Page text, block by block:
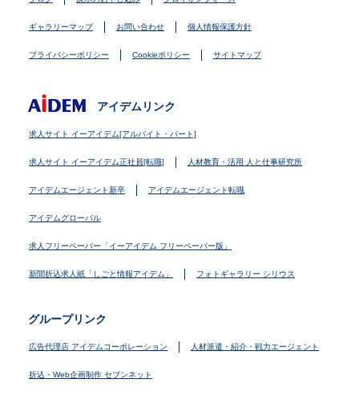
ギャラリーマップ お問い合わせ 個人情報保護方針
プライバシーポリシー Cookieポリシー サイトマップ
アイデムリンク
求人サイト イーアイデム[アルバイト・パート]
求人サイト イーアイデム正社員[転職] 人材教育・活用 人と仕事研究所
アイデムエージェント新卒 アイデムエージェント転職
アイデムグローバル
求人フリーペーパー「イーアイデム フリーペーパー版」
新聞折込求人紙「しごと情報アイデム」 フォトギャラリー シリウス
グループリンク
広告代理店 アイデムコーポレーション 人材派遣・紹介・戦力エージェント
折込・Web企画制作 セブンネット